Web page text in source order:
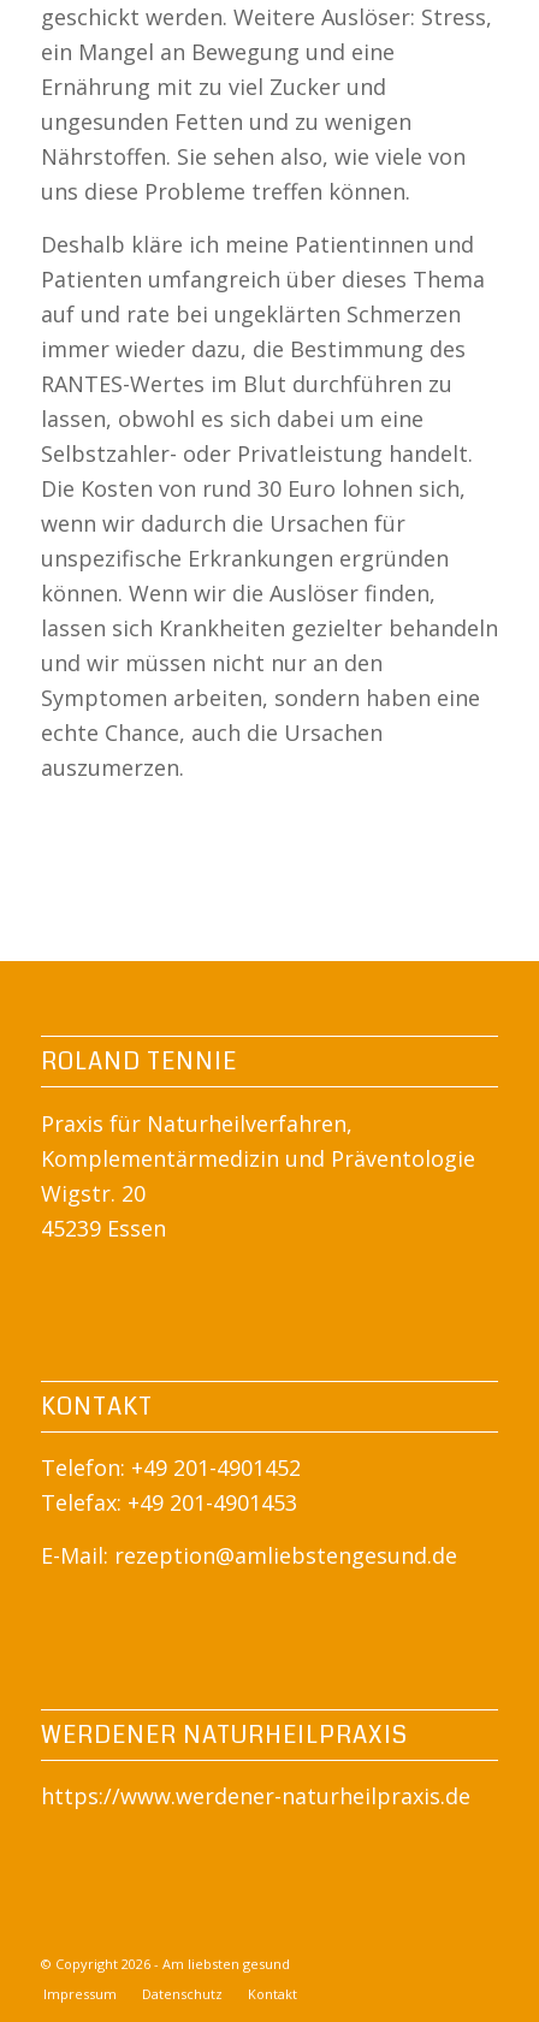
geschickt werden. Weitere Auslöser: Stress,
ein Mangel an Bewegung und eine
Ernährung mit zu viel Zucker und
ungesunden Fetten und zu wenigen
Nährstoffen. Sie sehen also, wie viele von
uns diese Probleme treffen können.
Deshalb kläre ich meine Patientinnen und
Patienten umfangreich über dieses Thema
auf und rate bei ungeklärten Schmerzen
immer wieder dazu, die Bestimmung des
RANTES-Wertes im Blut durchführen zu
lassen, obwohl es sich dabei um eine
Selbstzahler- oder Privatleistung handelt.
Die Kosten von rund 30 Euro lohnen sich,
wenn wir dadurch die Ursachen für
unspezifische Erkrankungen ergründen
können. Wenn wir die Auslöser finden,
lassen sich Krankheiten gezielter behandeln
und wir müssen nicht nur an den
Symptomen arbeiten, sondern haben eine
echte Chance, auch die Ursachen
auszumerzen.
ROLAND TENNIE
Praxis für Naturheilverfahren,
Komplementärmedizin und Präventologie
Wigstr. 20
45239 Essen
KONTAKT
Telefon: +49 201-4901452
Telefax: +49 201-4901453
E-Mail: rezeption@amliebstengesund.de
WERDENER NATURHEILPRAXIS
https://www.werdener-naturheilpraxis.de
© Copyright 2026 - Am liebsten gesund
Impressum
Datenschutz Kontakt